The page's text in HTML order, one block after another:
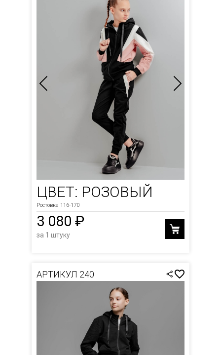
ЦВЕТ: РОЗОВЫЙ
Ростовка 116-170
3 080 ₽
за 1 штуку
АРТИКУЛ 240